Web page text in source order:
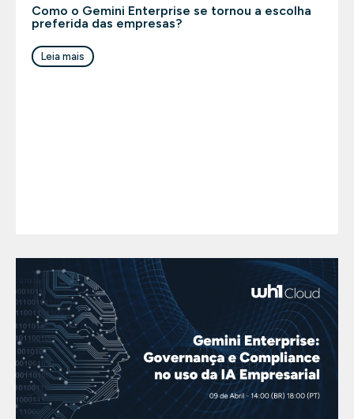
Como o Gemini Enterprise se tornou a escolha
preferida das empresas?
Leia mais